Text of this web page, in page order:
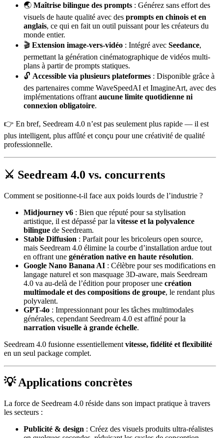
🌏 Maîtrise bilingue des prompts : Générez sans effort des
visuels de haute qualité avec des prompts en chinois et en
anglais, ce qui en fait un outil puissant pour les créateurs du
monde entier.
🎬 Extension image-vers-vidéo : Intégré avec Seedance,
permettant la génération cinématographique de vidéos multi-
plans à partir de prompts statiques.
🔓 Accessible via plusieurs plateformes : Disponible grâce à
des partenaires comme WaveSpeedAI et ImagineArt, avec des
implémentations offrant aucune limite quotidienne ni
connexion obligatoire.
👉 En bref, Seedream 4.0 n’est pas seulement plus rapide — il est
plus intelligent, plus affûté et conçu pour une créativité de qualité
professionnelle.
⚔️ Seedream 4.0 vs. concurrents
Comment se positionne-t-il face aux poids lourds de l’industrie ?
Midjourney v6 : Bien que réputé pour sa stylisation
artistique, il est dépassé par la vitesse et la polyvalence
bilingue de Seedream.
Stable Diffusion : Parfait pour les bricoleurs open source,
mais Seedream 4.0 élimine la courbe d’installation ardue tout
en offrant une génération native en haute résolution.
Google Nano Banana AI : Célèbre pour ses modifications en
langage naturel et son masquage 3D-aware, mais Seedream
4.0 va au-delà de l’édition pour proposer une création
multimodale et des compositions de groupe, le rendant plus
polyvalent.
GPT-4o : Impressionnant pour les tâches multimodales
générales, cependant Seedream 4.0 est affiné pour la
narration visuelle à grande échelle.
Seedream 4.0 fusionne essentiellement vitesse, fidélité et flexibilité
en un seul package complet.
💡 Applications concrètes
La force de Seedream 4.0 réside dans son impact pratique à travers
les secteurs :
Publicité & design : Créez des visuels produits ultra-réalistes